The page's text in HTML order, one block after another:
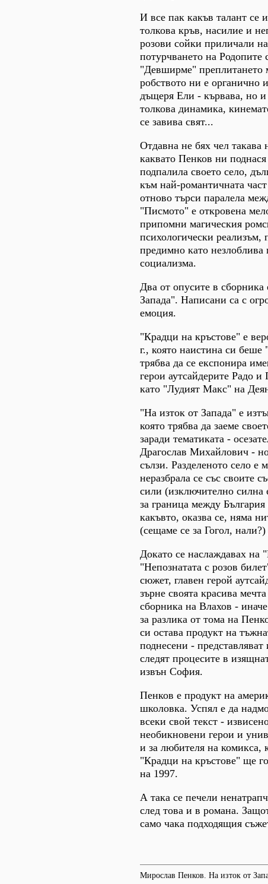
И все пак какъв талант се
толкова кръв, насилие и
розови сойки приличали
потурчването на
"Девширме" преплитането
робството ни е органично
дъщеря Ели - кървава, но и
толкова динамика,
се завива свят...
Отдавна не бях чел такава
каквато Пенков ни
подпалила своето село,
към най-романтичната
отново търси паралела
"Писмото" е откровена
припомни магическия
психологически
предимно като
социализма.
Два от опусите в
Запада". Написани са с
емоция.
"Крадци на кръстове" е
г., която наистина си беше
трябва да се експонира
герои аутсайдерите Радо
като "Лудият Макс" на
"На изток от Запада" е
която трябва да заеме
заради тематиката -
Драгослав Михайлович -
сълзи. Разделеното село е
неразбрала се със своите
сили (изключително силна
за граница между
какъвто, оказва се, няма
(сещаме се за Гогол,
Докато се наслаждавах на
"Непознатата с розов
сюжет, главен герой
зърне своята красива
сборника на Влахов -
за разлика от тома на
си остава продукт на
поднесени -
следят процесите в
извън София.
Пенков е продукт на
школовка. Успял е да
всеки свой текст -
необикновени герои и
и за любителя на комикса,
"Крадци на кръстове" ще
на 1997.
А така се печели
след това и в романа.
само чака подходящия
Мирослав Пенков. На изток от